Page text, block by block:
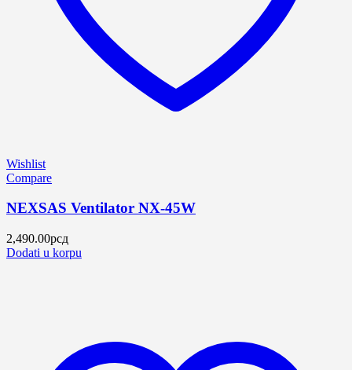
Wishlist
Compare
NEXSAS Ventilator NX-45W
2,490.00рсд
Dodati u korpu